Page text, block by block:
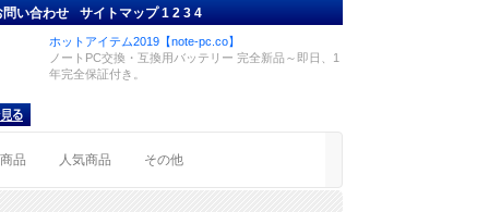
問い合わせ サイトマップ 1234
ホットアイテム2019【note-pc.co】
ノートPC交換・互換用バッテリー 完全新品～即日、1
年完全保証付き。
品 人気商品 その他